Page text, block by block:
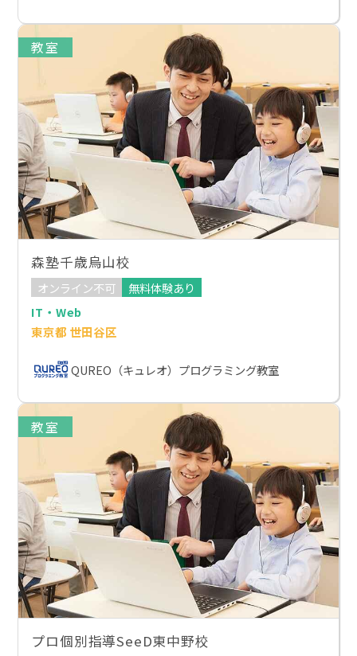
教室
森塾千歳烏山校
オンライン不可
無料体験あり
IT・Web
東京都 世田谷区
QUREO（キュレオ）プログラミング教室
教室
プロ個別指導SeeD東中野校